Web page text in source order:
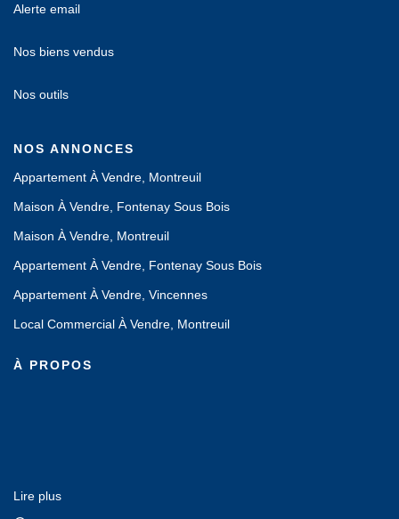
Alerte email
Nos biens vendus
Nos outils
NOS ANNONCES
Appartement À Vendre, Montreuil
Maison À Vendre, Fontenay Sous Bois
Maison À Vendre, Montreuil
Appartement À Vendre, Fontenay Sous Bois
Appartement À Vendre, Vincennes
Local Commercial À Vendre, Montreuil
À PROPOS
Lire plus